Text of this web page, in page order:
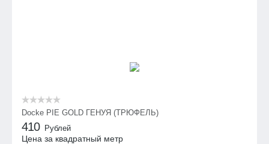
Docke PIE GOLD ГЕНУЯ (ТРЮФЕЛЬ)
410 Рублей
Цена за квадратный метр